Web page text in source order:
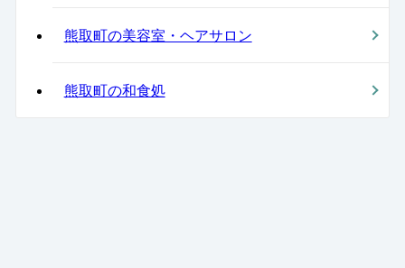
熊取町の美容室・ヘアサロン
熊取町の和食処